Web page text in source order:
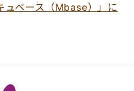
ュベース（Mbase）」に